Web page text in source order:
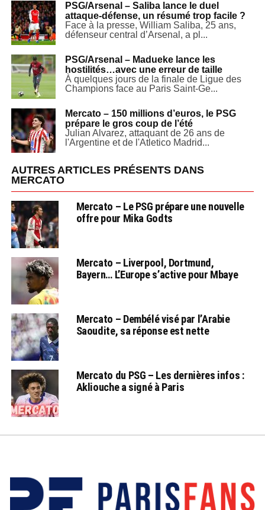
PSG/Arsenal – Saliba lance le duel
attaque-défense, un résumé trop facile ?
Face à la presse, William Saliba, 25 ans,
défenseur central d’Arsenal, a pl...
PSG/Arsenal – Madueke lance les
hostilités…avec une erreur de taille
À quelques jours de la finale de Ligue des
Champions face au Paris Saint-Ge...
Mercato – 150 millions d’euros, le PSG
prépare le gros coup de l’été
Julian Alvarez, attaquant de 26 ans de
l'Argentine et de l'Atletico Madrid...
AUTRES ARTICLES PRÉSENTS DANS
MERCATO
Mercato – Le PSG prépare une nouvelle
offre pour Mika Godts
Mercato – Liverpool, Dortmund,
Bayern… L’Europe s’active pour Mbaye
Mercato – Dembélé visé par l’Arabie
Saoudite, sa réponse est nette
Mercato du PSG – Les dernières infos :
Akliouche a signé à Paris